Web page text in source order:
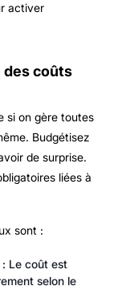
activer
des coûts
si on gère toutes
Budgétisez
de surprise.
liées à
sont :
Le coût est
selon le